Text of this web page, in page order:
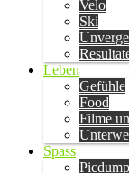
Velo
Ski
Leben
Gefühle
Food
Filme
Spass
Picdump